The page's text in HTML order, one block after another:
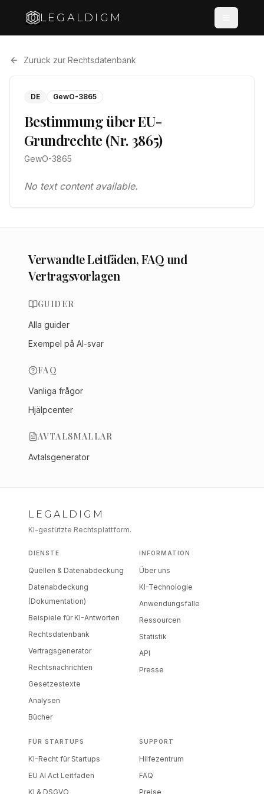
LEGALDIGM
Zurück zur Rechtsdatenbank
DE GewO-3865
Bestimmung über EU-
Grundrechte (Nr. 3865)
GewO-3865
No text content available.
Verwandte Leitfäden, FAQ und
Vertragsvorlagen
GUIDER
Alla guider
Exempel på AI-svar
FAQ
Vanliga frågor
Hjälpcenter
AVTALSMALLAR
Avtalsgenerator
LEGALDIGM
KI-gestützte Rechtsplattform.
DIENSTE
Quellen & Datenabdeckung
Datenabdeckung
(Dokumentation)
Beispiele für KI-Antworten
Rechtsdatenbank
Vertragsgenerator
Rechtsnachrichten
Gesetzestexte
Analysen
Bücher
INFORMATION
Über uns
KI-Technologie
Anwendungsfälle
Ressourcen
Statistik
API
Presse
FÜR STARTUPS
KI-Recht für Startups
EU AI Act Leitfaden
KI & DSGVO
SUPPORT
Hilfezentrum
FAQ
Preise